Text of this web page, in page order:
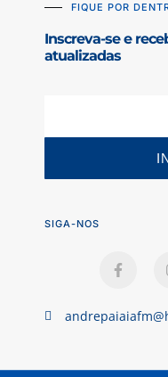
FIQUE POR
Inscreva-se e
atualizadas
SIGA-NOS